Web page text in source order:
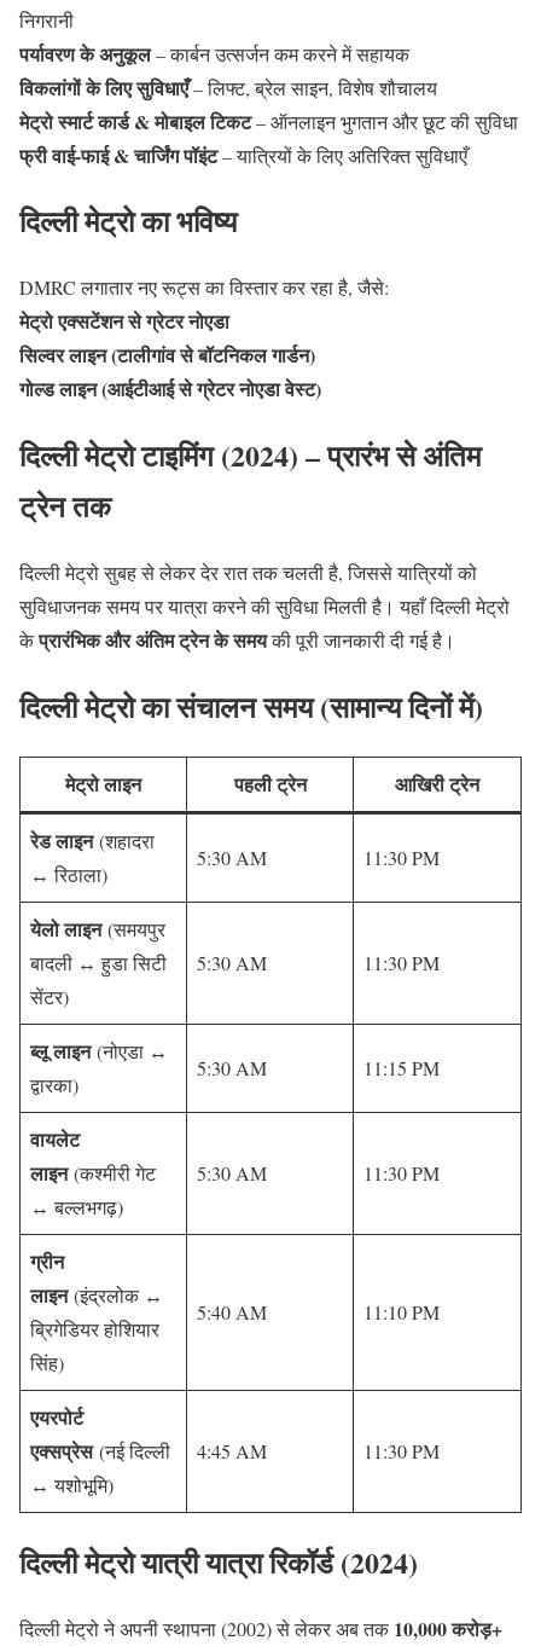
निगरानी
पर्यावरण के अनुकूल– कार्बन उत्सर्जन कम करने में सहायक
विकलांगों के लिए सुविधाएँ– लिफ्ट, ब्रेल साइन, विशेष शौचालय
मेट्रो स्मार्ट कार्ड & मोबाइल टिकट– ऑनलाइन भुगतान और छूट की सुविधा
फ्री वाई-फाई & चार्जिंग पॉइंट– यात्रियों के लिए अतिरिक्त सुविधाएँ
दिल्ली मेट्रो का भविष्य
DMRC लगातार नए रूट्स का विस्तार कर रहा है, जैसे:
मेट्रो एक्सटेंशन से ग्रेटर नोएडा
सिल्वर लाइन (टालीगांव से बॉटनिकल गार्डन)
गोल्ड लाइन (आईटीआई से ग्रेटर नोएडा वेस्ट)
दिल्ली मेट्रो टाइमिंग (2024) – प्रारंभ से अंतिम
ट्रेन तक
दिल्ली मेट्रो सुबह से लेकर देर रात तक चलती है, जिससे यात्रियों को
सुविधाजनक समय पर यात्रा करने की सुविधा मिलती है। यहाँ दिल्ली मेट्रो
केप्रारंभिक और अंतिम ट्रेन के समयकी पूरी जानकारी दी गई है।
दिल्ली मेट्रो का संचालन समय (सामान्य दिनों में)
मेट्रो लाइन पहली ट्रेन आखिरी ट्रेन
रेड लाइन(शहादरा
↔ रिठाला)
5:30 AM 11:30 PM
येलो लाइन(समयपुर
बादली ↔ हुडा सिटी
सेंटर)
5:30 AM 11:30 PM
ब्लू लाइन(नोएडा ↔
द्वारका)
5:30 AM 11:15 PM
वायलेट
लाइन(कश्मीरी गेट
↔ बल्लभगढ़)
5:30 AM 11:30 PM
ग्रीन
लाइन(इंद्रलोक ↔
ब्रिगेडियर होशियार
सिंह)
5:40 AM 11:10 PM
एयरपोर्ट
एक्सप्रेस(नई दिल्ली
↔ यशोभूमि)
4:45 AM 11:30 PM
दिल्ली मेट्रो यात्री यात्रा रिकॉर्ड (2024)
दिल्ली मेट्रो ने अपनी स्थापना (2002) से लेकर अब तक 10,000 करोड़+